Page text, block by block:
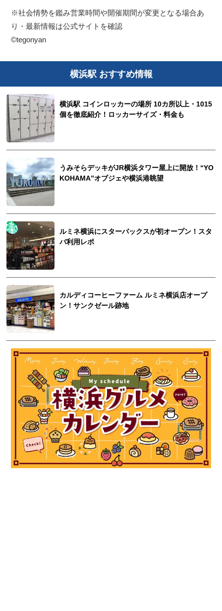
※社会情勢を鑑み営業時間や開催期間が変更となる場合あ
り・最新情報は公式サイトを確認
©tegonyan
横浜駅 おすすめ情報
横浜駅 コインロッカーの場所 10カ所以上・1015
個を徹底紹介！ロッカーサイズ・料金も
うみそらデッキがJR横浜タワー屋上に開放！“YO
KOHAMA”オブジェや横浜港眺望
ルミネ横浜にスターバックスが初オープン！スタ
バ利用レポ
カルディコーヒーファーム ルミネ横浜店オープ
ン！サンクゼール跡地